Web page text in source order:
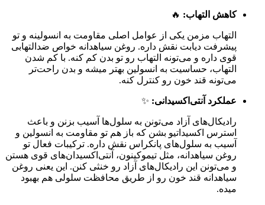
کاهش التهاب: 🔥
التهاب مزمن یکی از عوامل اصلی مقاومت به انسولینه و تو
پیشرفت دیابت نقش داره. روغن سیاهدانه خواص ضدالتهابی
قوی داره و می‌تونه التهاب رو تو بدن کم کنه. با کم شدن
التهاب، حساسیت به انسولین بهتر میشه و بدن راحت‌تر
می‌تونه قند خون رو کنترل کنه.
عملکرد آنتی‌اکسیدانی: ✨
رادیکال‌های آزاد می‌تونن به سلول‌ها آسیب بزنن و باعث
استرس اکسیداتیو بشن که باز هم تو مقاومت به انسولین و
آسیب به سلول‌های پانکراس نقش داره. ترکیبات فعال تو
روغن سیاهدانه، مثل تیموکینون، آنتی‌اکسیدان‌های قوی هستن
و می‌تونن این رادیکال‌های آزاد رو خنثی کنن. این یعنی روغن
سیاهدانه قند خون رو از طریق محافظت سلولی هم بهبود
میده.